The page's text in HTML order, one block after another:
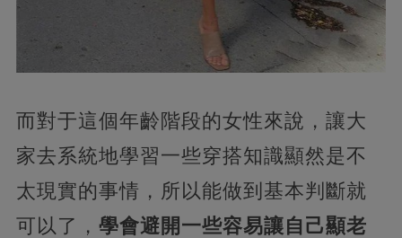
而對于這個年齡階段的女性來說，讓大
家去系統地學習一些穿搭知識顯然是不
太現實的事情，所以能做到基本判斷就
可以了， 學會避開一些容易讓自己顯老